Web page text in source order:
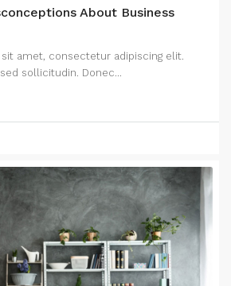
About Business
amet, consectetur adipiscing elit.
sollicitudin. Donec...